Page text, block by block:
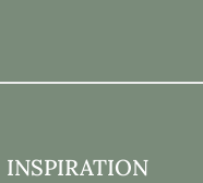
INSPIRATION